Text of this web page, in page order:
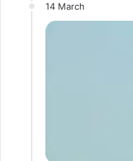
14 March